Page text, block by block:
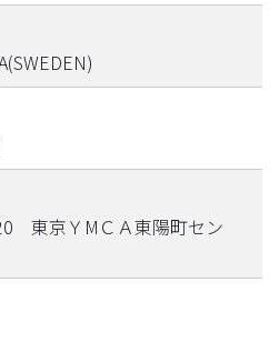
東京ＹМＣＡ東陽町セン